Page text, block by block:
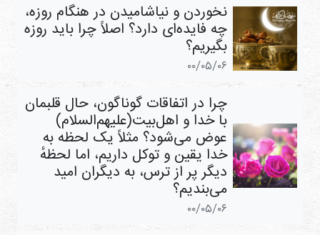
نخوردن و نياشاميدن در هنگام روزه،
چه فايده‌ای دارد؟ اصلاً چرا باید روزه
بگیریم؟
۰۰/۰۵/۰۶
چرا در اتفاقات گوناگون، حال قلبمان
با خدا و اهل‌بیت(علیهم‌السلام)
عوض می‌شود؟ مثلاً یک لحظه به
خدا یقین و توکل داریم، اما لحظهٔ
دیگر پر از ترس، به دیگران امید
می‌بندیم؟
۰۰/۰۵/۰۶